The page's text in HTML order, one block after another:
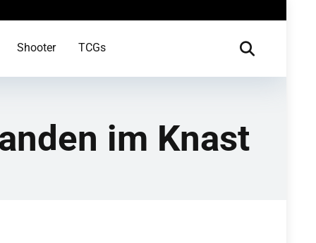
Shooter TCGs
im Knast